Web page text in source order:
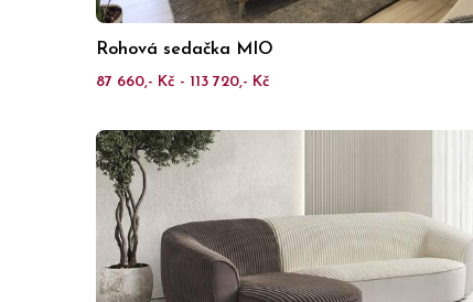
Rohová sedačka MIO
87 660,- Kč - 113 720,- Kč